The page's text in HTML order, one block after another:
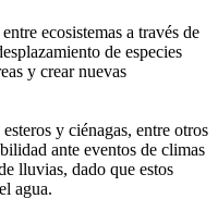
ecosistemas a través de
de especies
y crear nuevas
y ciénagas, entre otros
ante eventos de climas
lluvias, dado que estos
agua.